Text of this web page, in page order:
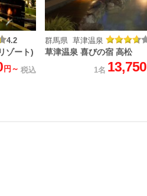
4.2
ゾート)
円～ 税込
群馬県 草津温泉
草津温泉 喜びの宿 高松
1名 13,750